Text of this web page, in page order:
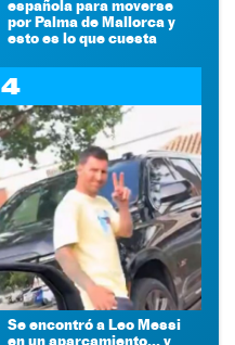
española para moverse
por Palma de Mallorca y
esto es lo que cuesta
4
Se encontró a Leo Messi
en un aparcamiento... y